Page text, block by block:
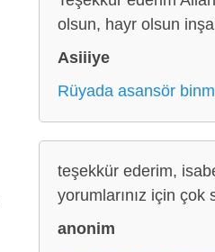
olsun, hayr olsun
Asiiiye
Rüyada asansör
teşekkür ederim,
yorumlarınız için çok
anonim